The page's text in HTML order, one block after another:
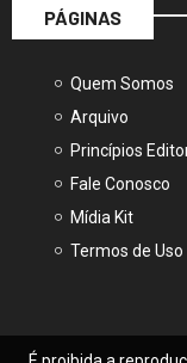
PÁGINAS
Quem Somos
Arquivo
Princípios
Fale Conosco
Mídia Kit
Termos de Uso